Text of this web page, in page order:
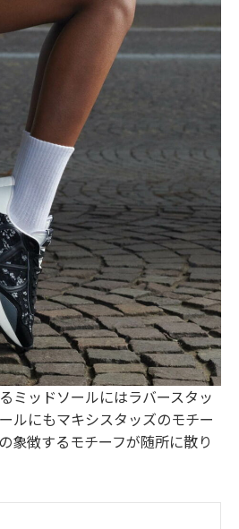
ミッドソールにはラバースタッ
ルにもマキシスタッズのモチー
象徴するモチーフが随所に散り